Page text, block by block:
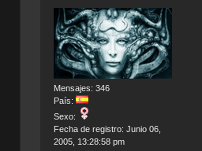
Mensajes: 346
País:
Sexo:
Fecha de registro: Junio 06,
2005, 13:28:58 pm